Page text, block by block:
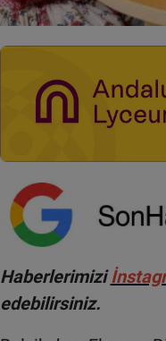
Haberlerimizi
edebilirsiniz.